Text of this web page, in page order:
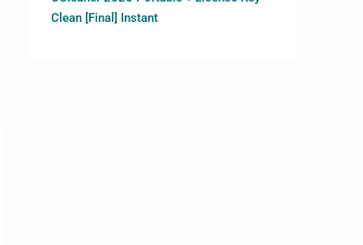
Clean [Final] Instant